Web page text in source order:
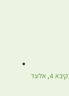
4, אלעד